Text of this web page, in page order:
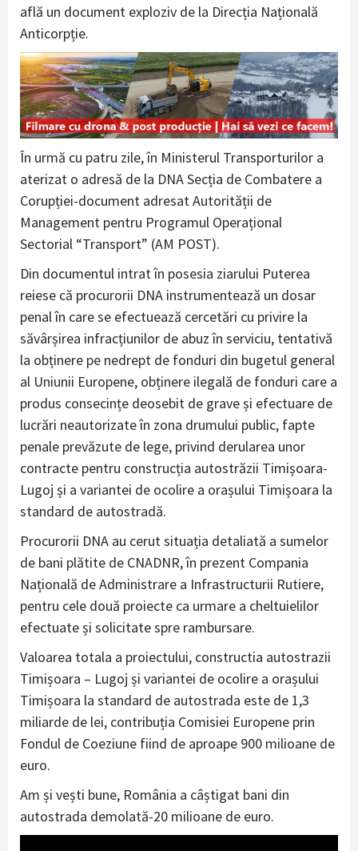
află un document exploziv de la Direcția Națională
Anticorpție.
În urmă cu patru zile, în Ministerul Transporturilor a
aterizat o adresă de la DNA Secția de Combatere a
Corupției-document adresat Autorității de
Management pentru Programul Operațional
Sectorial “Transport” (AM POST).
Din documentul intrat în posesia ziarului Puterea
reiese că procurorii DNA instrumentează un dosar
penal în care se efectuează cercetări cu privire la
săvârșirea infracțiunilor de abuz în serviciu, tentativă
la obținere pe nedrept de fonduri din bugetul general
al Uniunii Europene, obținere ilegală de fonduri care a
produs consecințe deosebit de grave și efectuare de
lucrări neautorizate în zona drumului public, fapte
penale prevăzute de lege, privind derularea unor
contracte pentru construcția autostrăzii Timișoara-
Lugoj și a variantei de ocolire a orașului Timișoara la
standard de autostradă.
Procurorii DNA au cerut situația detaliată a sumelor
de bani plătite de CNADNR, în prezent Compania
Națională de Administrare a Infrastructurii Rutiere,
pentru cele două proiecte ca urmare a cheltuielilor
efectuate și solicitate spre rambursare.
Valoarea totala a proiectului, constructia autostrazii
Timișoara – Lugoj și variantei de ocolire a orașului
Timișoara la standard de autostrada este de 1,3
miliarde de lei, contribuția Comisiei Europene prin
Fondul de Coeziune fiind de aproape 900 milioane de
euro.
Am și vești bune, România a câștigat bani din
autostrada demolată-20 milioane de euro.